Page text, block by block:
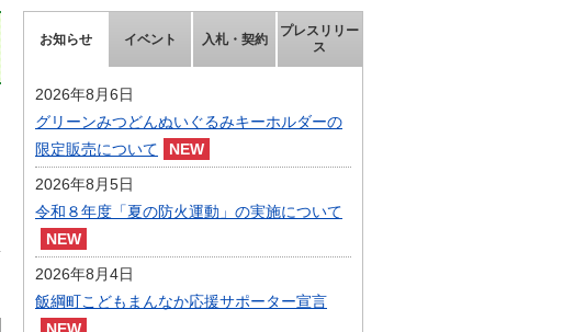
就労支援
農林業振興
届出・証明・法
令・規制
企業の税金
入札・契約
指定管理者制度
人材募集
組織案内
庁舎案内
ふるさと納税
人事・職員募集
お知らせ イベント 入札・契約
プレスリリー
ス
2026年8月6日
グリーンみつどんぬいぐるみキーホルダーの
限定販売について
2026年8月5日
令和８年度「夏の防火運動」の実施について
2026年8月4日
飯綱町こどもまんなか応援サポーター宣言